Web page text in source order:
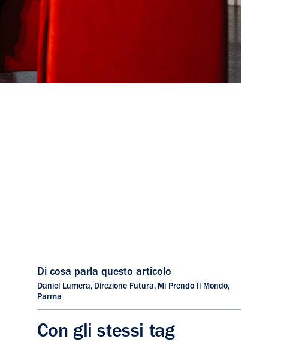
Di cosa parla questo articolo
Daniel Lumera, Direzione Futura, Mi Prendo Il Mondo,
Parma
Con gli stessi tag